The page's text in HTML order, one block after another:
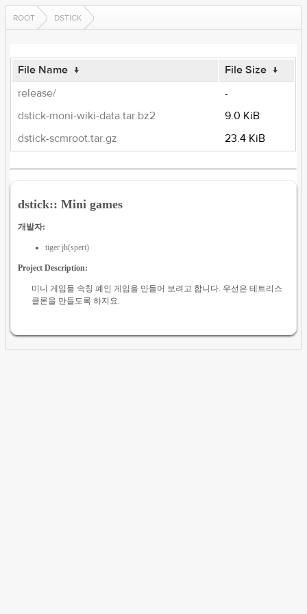
ROOT DSTICK
File Name ↓ File Size ↓
release/
-
dstick-moni-wiki-data.tar.bz2
9.0 KiB
dstick-scmroot.tar.gz
23.4 KiB
dstick:: Mini games
개발자:
tiger jh(spert)
Project Description:
미니 게임들 속칭 폐인 게임을 만들어 보려고 합니다. 우선은 테트리스
클론을 만들도록 하지요.